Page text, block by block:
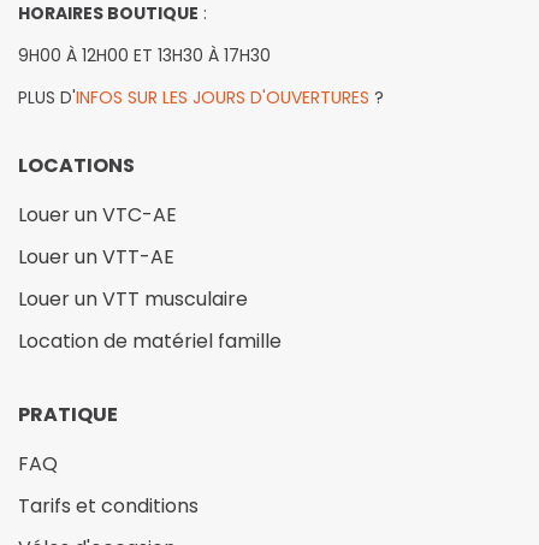
HORAIRES BOUTIQUE :
9H00 À 12H00 ET 13H30 À 17H30
PLUS D'INFOS SUR LES JOURS D'OUVERTURES ?
LOCATIONS
Louer un VTC-AE
Louer un VTT-AE
Louer un VTT musculaire
Location de matériel famille
PRATIQUE
FAQ
Tarifs et conditions